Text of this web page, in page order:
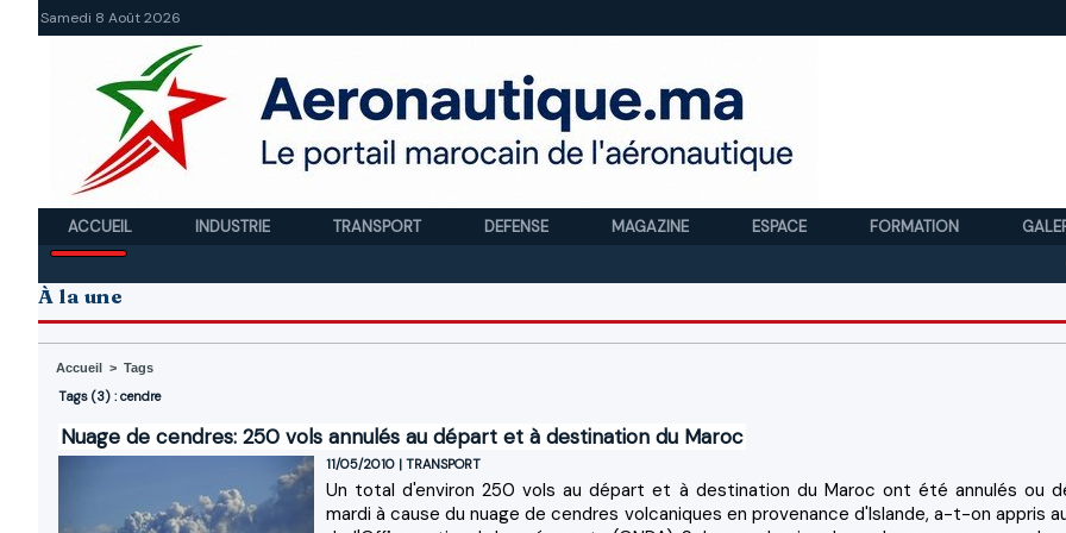
Samedi 8 Août 2026
ACCUEIL INDUSTRIE TRANSPORT DEFENSE MAGAZINE ESPACE FORMATION
À la une
Accueil > Tags
Tags (3) : cendre
Nuage de cendres: 250 vols annulés au départ et à destination du Maroc
11/05/2010 | TRANSPORT
Un total d'environ 250 vols au départ et à destination du Maroc ont été annulés ou
mardi à cause du nuage de cendres volcaniques en provenance d'Islande, a-t-on appris